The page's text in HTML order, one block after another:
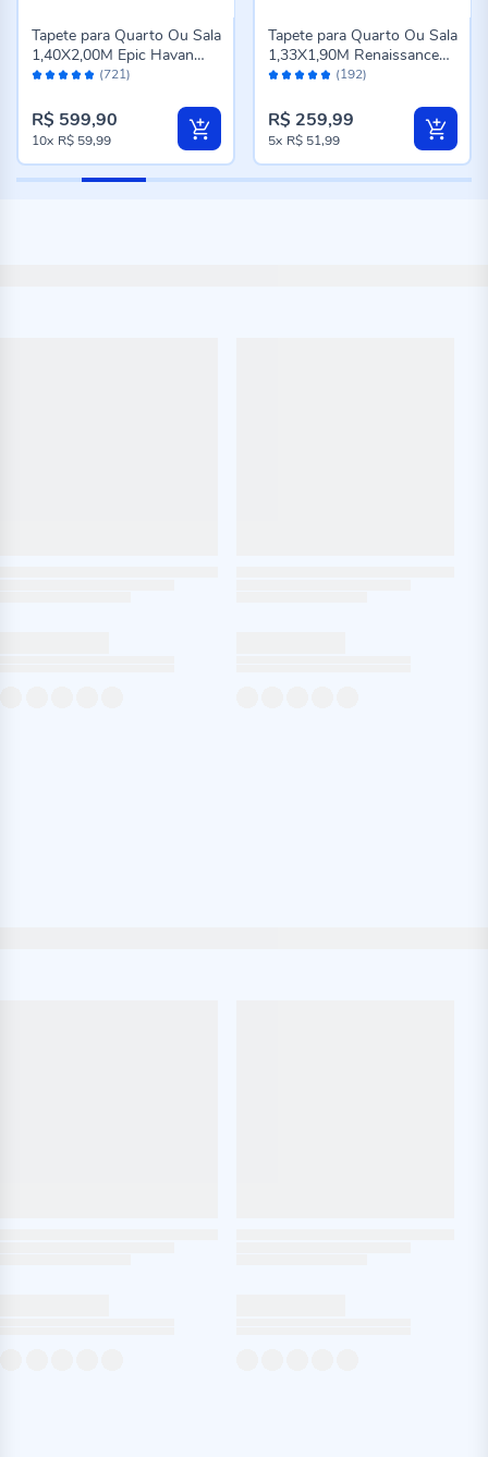
Avaliação: (721)
Tapete para Quarto Ou Sala
1,40X2,00M Epic Havan
Casa - Cinza Novo
R$ 599,90
10x R$ 59,99
Avaliação: (192)
Tapete para Quarto Ou Sala
1,33X1,90M Renaissance
Havan Casa - Genova
R$ 259,99
5x R$ 51,99